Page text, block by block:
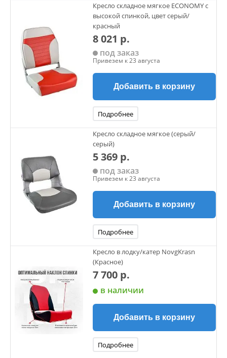
Кресло складное мягкое ECONOMY с
высокой спинкой, цвет серый/
красный
8 021 р.
под заказ
Привезем к 23 августа
Добавить в корзину
Подробнее
Кресло складное мягкое (серый/
серый)
5 369 р.
под заказ
Привезем к 23 августа
Добавить в корзину
Подробнее
Кресло в лодку/катер NovgKrasn
(Красное)
7 700 р.
в наличии
Добавить в корзину
Подробнее